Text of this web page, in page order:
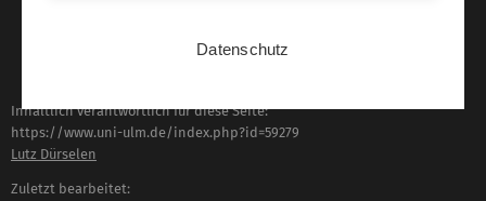
Inhaltlich verantwortlich für diese Seite:
https://www.uni-ulm.de/index.php?id=59279
Lutz Dürselen
Zuletzt bearbeitet:
Datenschutz